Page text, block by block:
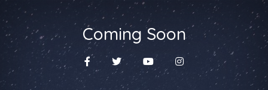
Coming Soon